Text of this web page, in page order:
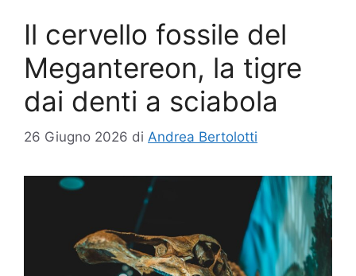
Il cervello fossile del
Megantereon, la tigre
dai denti a sciabola
26 Giugno 2026 di Andrea Bertolotti